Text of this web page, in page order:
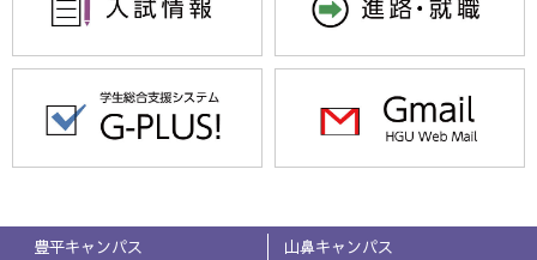
豊平キャンパス
山鼻キャンパス